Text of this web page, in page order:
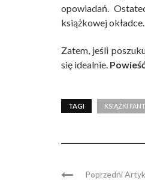
opowiadań.
książkowej okładce.
Zatem, jeśli
się idealnie.
TAGI KSIĄŻKI
Poprzedni